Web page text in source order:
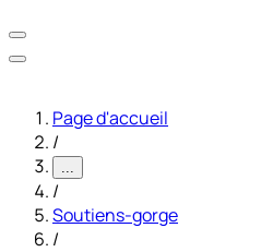
Page d'accueil
/
...
/
Soutiens-gorge
/